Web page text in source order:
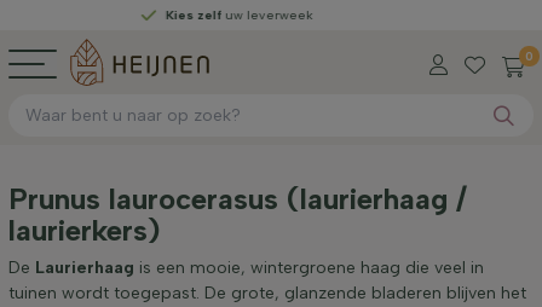
Kies zelfuw leverweek
0
Prunus laurocerasus (laurierhaag /
laurierkers)
De Laurierhaag is een mooie, wintergroene haag die veel in
tuinen wordt toegepast. De grote, glanzende bladeren blijven het